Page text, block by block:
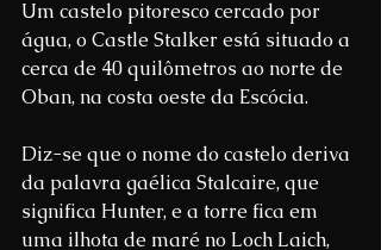
Um castelo pitoresco cercado por
água, o Castle Stalker está situado a
cerca de 40 quilômetros ao norte de
Oban, na costa oeste da Escócia.
Diz-se que o nome do castelo deriva
da palavra gaélica Stalcaire, que
significa Hunter, e a torre fica em
uma ilhota de maré no Loch Laich,